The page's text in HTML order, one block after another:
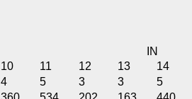
IN
10 11 12 13
14
4 5 3 3
5